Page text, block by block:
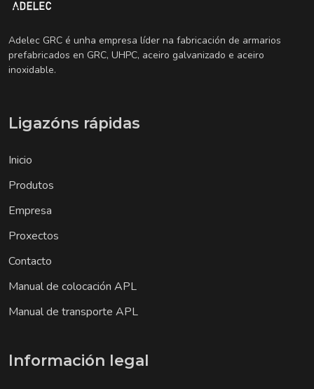
Adelec GRC é unha empresa líder na fabricación de armarios
prefabricados en GRC, UHPC, aceiro galvanizado e aceiro
inoxidable.
Ligazóns rápidas
Inicio
Produtos
Empresa
Proxectos
Contacto
Manual de colocación APL
Manual de transporte APL
Información legal